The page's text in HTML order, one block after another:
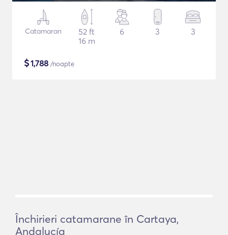
Catamaran
52 ft
16 m
6 3 3
$1,788 /noapte
Închirieri catamarane în Cartaya,
Andalucía